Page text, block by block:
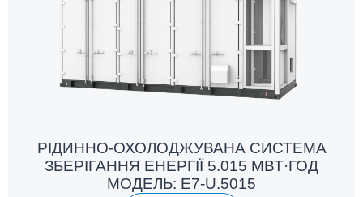
РІДИННО-ОХОЛОДЖУВАНА СИСТЕМА
ЗБЕРІГАННЯ ЕНЕРГІЇ 5.015 МВТ·ГОД
МОДЕЛЬ: E7-U.5015